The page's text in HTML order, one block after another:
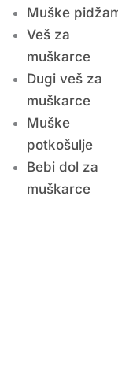
Muške
Veš za
muškarce
Dugi veš za
muškarce
Muške
potkošulje
Bebi dol za
muškarce